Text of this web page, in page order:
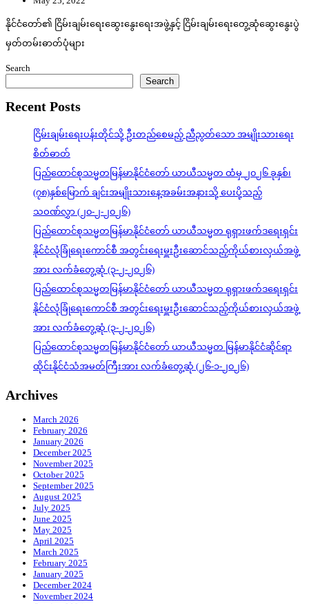
နိုင်ငံတော်၏ ငြိမ်းချမ်းရေးဆွေးနွေးရေးအဖွဲ့နှင့် ငြိမ်းချမ်းရေးတွေ့ဆုံဆွေးနွေးပွဲ
မှတ်တမ်းဓာတ်ပုံများ
Search
Search
Recent Posts
ငြိမ်းချမ်းရေးပန်းတိုင်သို့ ဦးတည်စေမည့် ညီညွတ်သော အမျိုးသားရေး
စိတ်ဓာတ်
ပြည်ထောင်စုသမ္မတမြန်မာနိုင်ငံတော် ယာယီသမ္မတ ထံမှ ၂၀၂၆ ခုနှစ်၊
(၇၈)နှစ်မြောက် ချင်းအမျိုးသားနေ့အခမ်းအနားသို့ ပေးပို့သည့်
သဝဏ်လွှာ (၂၀-၂-၂၀၂၆)
ပြည်ထောင်စုသမ္မတမြန်မာနိုင်ငံတော် ယာယီသမ္မတ ရုရှားဖက်ဒရေးရှင်း
နိုင်ငံလုံခြုံရေးကောင်စီ အတွင်းရေးမှူးဦးဆောင်သည့်ကိုယ်စားလှယ်အဖွဲ့
အား လက်ခံတွေ့ဆုံ (၃-၂-၂၀၂၆)
ပြည်ထောင်စုသမ္မတမြန်မာနိုင်ငံတော် ယာယီသမ္မတ ရုရှားဖက်ဒရေးရှင်း
နိုင်ငံလုံခြုံရေးကောင်စီ အတွင်းရေးမှူးဦးဆောင်သည့်ကိုယ်စားလှယ်အဖွဲ့
အား လက်ခံတွေ့ဆုံ (၃-၂-၂၀၂၆)
ပြည်ထောင်စုသမ္မတမြန်မာနိုင်ငံတော် ယာယီသမ္မတ မြန်မာနိုင်ငံဆိုင်ရာ
ထိုင်းနိုင်ငံသံအမတ်ကြီးအား လက်ခံတွေ့ဆုံ (၂၆-၁-၂၀၂၆)
Archives
March 2026
February 2026
January 2026
December 2025
November 2025
October 2025
September 2025
August 2025
July 2025
June 2025
May 2025
April 2025
March 2025
February 2025
January 2025
December 2024
November 2024